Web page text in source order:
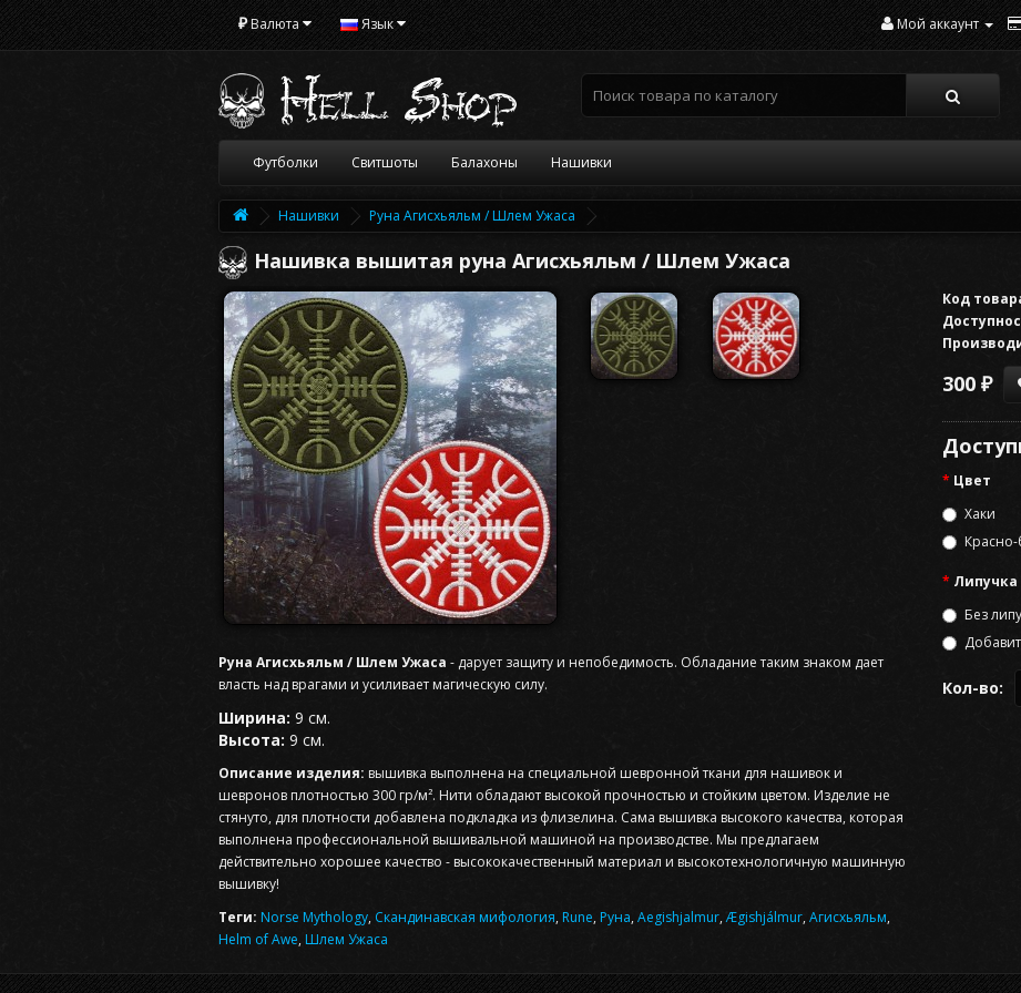
₽Валюта Язык Мой аккаунт
Футболки Свитшоты Балахоны Нашивки
Нашивки Руна Агисхьяльм / Шлем Ужаса
Нашивка вышитая руна Агисхьяльм / Шлем Ужаса
Руна Агисхьяльм / Шлем Ужаса - дарует защиту и непобедимость. Обладание таким знаком дает
власть над врагами и усиливает магическую силу.
Ширина: 9 см.
Высота: 9 см.
Описание изделия: вышивка выполнена на специальной шевронной ткани для нашивок и
шевронов плотностью 300 гр/м². Нити обладают высокой прочностью и стойким цветом. Изделие не
стянуто, для плотности добавлена подкладка из флизелина. Сама вышивка высокого качества, которая
выполнена профессиональной вышивальной машиной на производстве. Мы предлагаем
действительно хорошее качество - высококачественный материал и высокотехнологичную машинную
вышивку!
Теги: Norse Mythology, Скандинавская мифология, Rune,Руна,Aegishjalmur,Ægishjálmur,Агисхьяльм,
Helm of Awe, Шлем Ужаса
Код
300 ₽
Цвет
Хаки
Липучка
Без
Кол-во: